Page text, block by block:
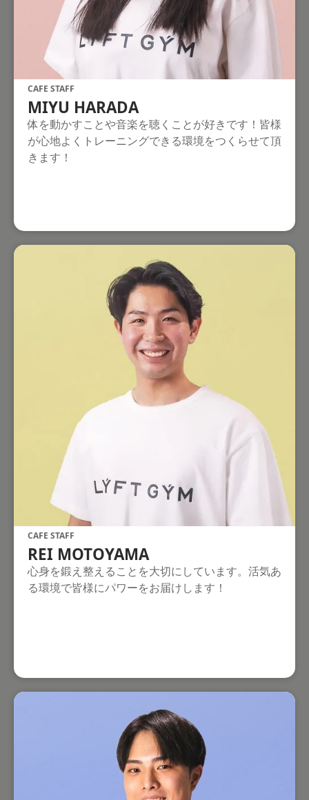
CAFE STAFF
MIYU HARADA
体を動かすことや音楽を聴くことが好きです！皆様
が心地よくトレーニングできる環境をつくらせて頂
きます！
CAFE STAFF
REI MOTOYAMA
心身を鍛え整えることを大切にしています。活気あ
る環境で皆様にパワーをお届けします！